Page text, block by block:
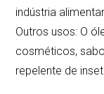
indústria
Outros usos: O
cosméticos,
repelente de